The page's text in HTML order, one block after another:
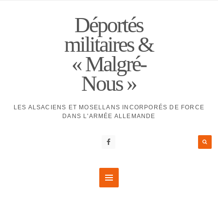
Déportés
militaires &
« Malgré-
Nous »
LES ALSACIENS ET MOSELLANS INCORPORÉS DE FORCE
DANS L'ARMÉE ALLEMANDE